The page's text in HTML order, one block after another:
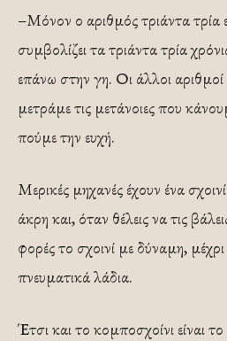
–Μόνον ο αριθμός τριάντα τρία
συμβολίζει τα τριάντα τρία
επάνω στην γη. Οι άλλοι
μετράμε τις μετάνοιες που
πούμε την ευχή.
Μερικές μηχανές έχουν ένα
άκρη και, όταν θέλεις να τις
φορές το σχοινί με δύναμη,
πνευματικά λάδια.
Έτσι και το κομποσχοίνι είναι